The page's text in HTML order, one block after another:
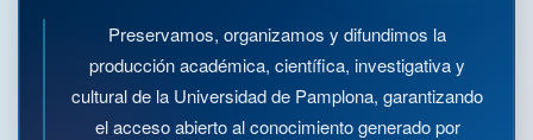
Preservamos, organizamos y difundimos la
producción académica, científica, investigativa y
cultural de la Universidad de Pamplona, garantizando
el acceso abierto al conocimiento generado por